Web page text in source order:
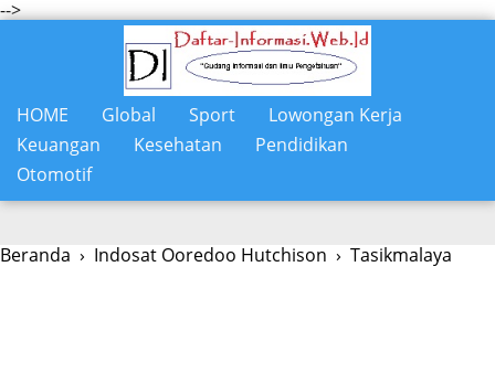
-->
HOME Global Sport
Lowongan Kerja
Keuangan
Kesehatan
Pendidikan
Otomotif
Beranda › Indosat Ooredoo Hutchison › Tasikmalaya